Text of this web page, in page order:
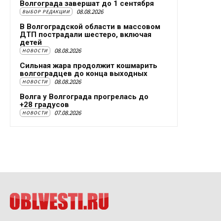
Волгограда завершат до 1 сентября
ВЫБОР РЕДАКЦИИ 08.08.2026
В Волгоградской области в массовом
ДТП пострадали шестеро, включая
детей
НОВОСТИ 08.08.2026
Сильная жара продолжит кошмарить
волгоградцев до конца выходных
НОВОСТИ 08.08.2026
Волга у Волгограда прогрелась до
+28 градусов
НОВОСТИ 07.08.2026